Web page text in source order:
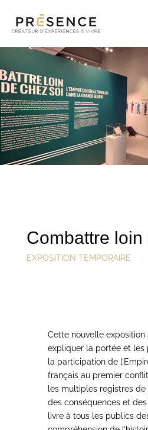
Combattre loin
EXPOSITION TEMPORAIRE
Cette nouvelle exposition
expliquer la portée et les
la participation de
français au premier
les multiples registres de
des conséquences et
livre à tous les publics